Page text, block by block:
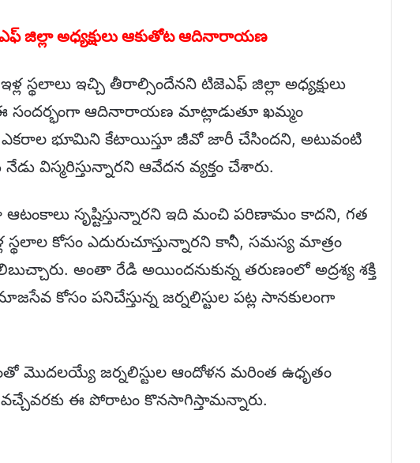
జిల్లా అధ్యక్షులు ఆకుతోట ఆదినారాయణ
స్థలాలు ఇచ్చి తీరాల్సిందేనని టిజెఎఫ్ జిల్లా అధ్యక్షులు
ఆదినారాయణ మాట్లాడుతూ ఖమ్మం
ఎకరాల భూమిని కేటాయిస్తూ జీవో జారీ చేసిందని, అటువంటి
విస్మరిస్తున్నారని ఆవేదన వ్యక్తం చేశారు.
ఆటంకాలు సృష్టిస్తున్నారని ఇది మంచి పరిణామం కాదని, గత
స్థలాల కోసం ఎదురుచూస్తున్నారని కానీ, సమస్య మాత్రం
అంతా రేడి అయిందనుకున్న తరుణంలో అద్రశ్య శక్తి
కోసం పనిచేస్తున్న జర్నలిస్టుల పట్ల సానకులంగా
మొదలయ్యే జర్నలిస్టుల ఆందోళన మరింత ఉధృతం
వచ్చేవరకు ఈ పోరాటం కొనసాగిస్తామన్నారు.